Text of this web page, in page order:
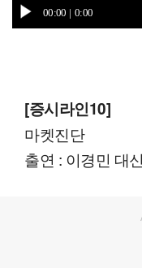
00:00 0:00
[증시라인10]
마켓진단
출연 : 이경민 대